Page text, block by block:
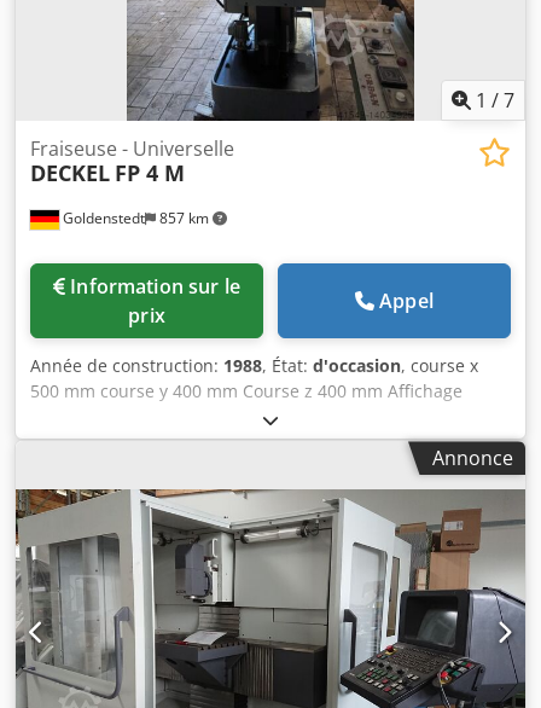
1 /7
Goldenstedt 857 km
Fraiseuse - Universelle
DECKEL FP 4 M
prix
Appel
Année de construction: 1988, État: d'occasion, course x
500 mm course y 400 mm Course z 400 mm Affichage
numérique Heidenhain 3 axes Fixation de la broche SK 40
Vitesses de broche 50 - 2500 tr/min Dimensions de la table
650 x 375 mm Poids de la machine env. 1,5 t Dimensions
env. mm Chjdsqpl Uqopfx Apnja Table pivotante et
basculante universelle Graissage centralisé Dispositif
d'arrosage
Annonce